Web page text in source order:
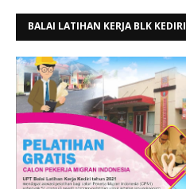
BALAI LATIHAN KERJA BLK KEDIRI